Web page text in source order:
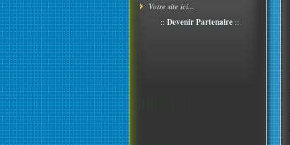
Votre site ici...
:: Devenir Partenaire ::